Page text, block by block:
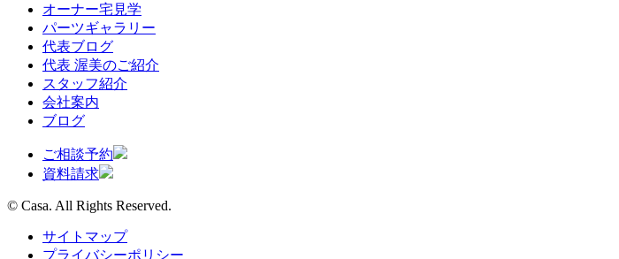
オーナー宅見学
パーツギャラリー
代表ブログ
代表 渥美のご紹介
スタッフ紹介
会社案内
ブログ
ご相談予約
資料請求
© Casa. All Rights Reserved.
サイトマップ
プライバシーポリシー